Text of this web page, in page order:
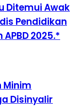
Ditemui Awak
Pendidikan
2025.*
Minim
Disinyalir